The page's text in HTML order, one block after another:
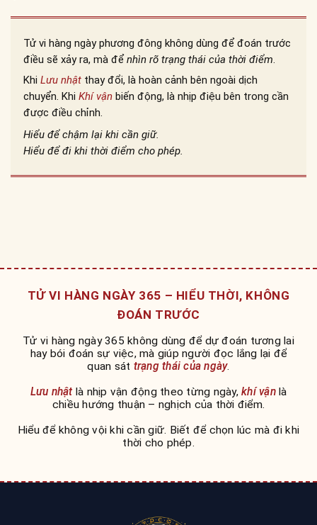
Tử vi hàng ngày phương đông không dùng để đoán trước
điều sẽ xảy ra, mà để nhìn rõ trạng thái của thời điểm.
Khi Lưu nhật thay đổi, là hoàn cảnh bên ngoài dịch
chuyển. Khi Khí vận biến động, là nhịp điệu bên trong cần
được điều chỉnh.
Hiểu để chậm lại khi cần giữ.
Hiểu để đi khi thời điểm cho phép.
TỬ VI HÀNG NGÀY 365 – HIỂU THỜI, KHÔNG
ĐOÁN TRƯỚC
Tử vi hàng ngày 365 không dùng để dự đoán tương lai
hay bói đoán sự việc, mà giúp người đọc lắng lại để
quan sát trạng thái của ngày.
Lưu nhậtlà nhịp vận động theo từng ngày, khí vậnlà
chiều hướng thuận – nghịch của thời điểm.
Hiểu để không vội khi cần giữ. Biết để chọn lúc mà đi khi
thời cho phép.